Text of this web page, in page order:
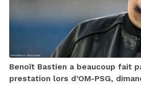
Benoît Bastien a beaucoup fait
prestation lors d’OM-PSG,